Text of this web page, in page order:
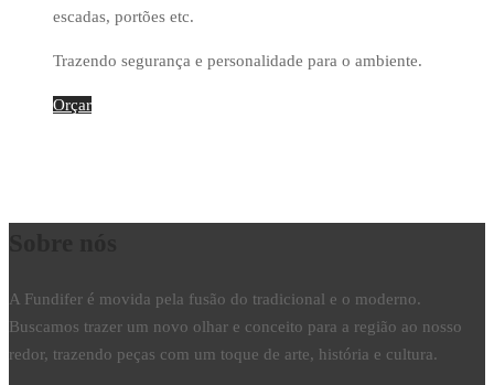
escadas, portões etc.
Trazendo segurança e personalidade para o ambiente.
Orçar
A Fundifer é movida pela fusão do tradicional e o moderno.
Buscamos trazer um novo olhar e conceito para a região ao nosso
redor, trazendo peças com um toque de arte, história e cultura.